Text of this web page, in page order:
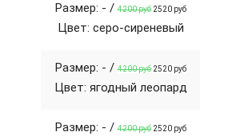
Размер: - /4200 руб 2520 руб
Цвет: серо-сиреневый
Размер: - /4200 руб 2520 руб
Цвет: ягодный леопард
Размер: - /4200 руб 2520 руб